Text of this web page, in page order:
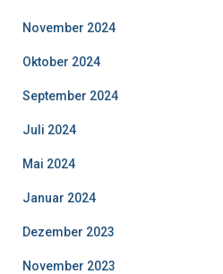
November 2024
Oktober 2024
September 2024
Juli 2024
Mai 2024
Januar 2024
Dezember 2023
November 2023